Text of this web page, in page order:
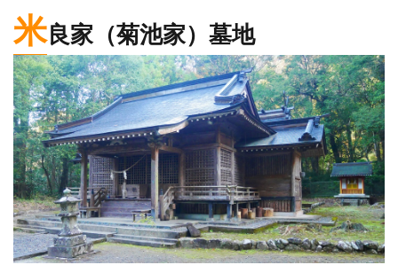
米良家（菊池家）墓地